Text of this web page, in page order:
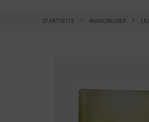
STARTSEITE WANDBILDER